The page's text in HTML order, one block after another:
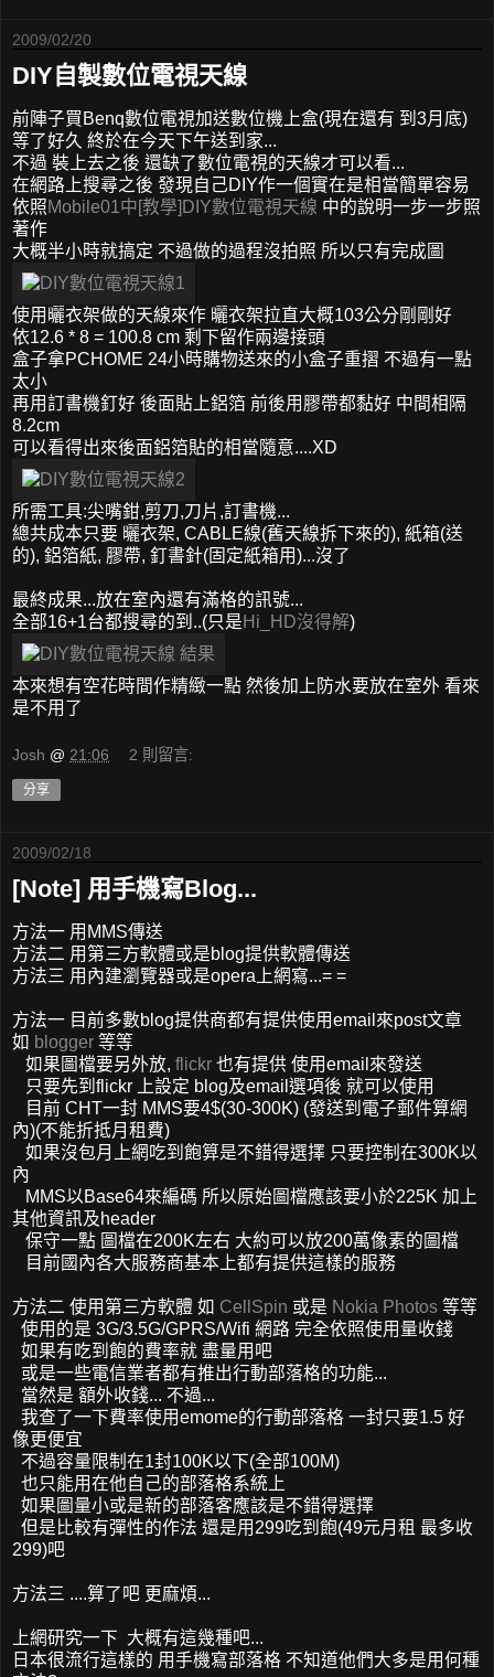
2009/02/20
DIY自製數位電視天線
前陣子買Benq數位電視加送數位機上盒(現在還有 到3月底)
等了好久 終於在今天下午送到家...
不過 裝上去之後 還缺了數位電視的天線才可以看...
在網路上搜尋之後 發現自己DIY作一個實在是相當簡單容易
依照Mobile01中[教學]DIY數位電視天線 中的說明一步一步照
著作
大概半小時就搞定 不過做的過程沒拍照 所以只有完成圖
使用曬衣架做的天線來作 曬衣架拉直大概103公分剛剛好
依12.6 * 8 = 100.8 cm 剩下留作兩邊接頭
盒子拿PCHOME 24小時購物送來的小盒子重摺 不過有一點
太小
再用訂書機釘好 後面貼上鋁箔 前後用膠帶都黏好 中間相隔
8.2cm
可以看得出來後面鋁箔貼的相當隨意....XD
所需工具:尖嘴鉗,剪刀,刀片,訂書機...
總共成本只要 曬衣架, CABLE線(舊天線拆下來的), 紙箱(送
的), 鋁箔紙, 膠帶, 釘書針(固定紙箱用)...沒了
最終成果...放在室內還有滿格的訊號...
全部16+1台都搜尋的到..(只是 Hi_HD沒得解)
本來想有空花時間作精緻一點 然後加上防水要放在室外 看來
是不用了
Josh @ 21:06 2 則留言:
分享
2009/02/18
[Note] 用手機寫Blog...
方法一 用MMS傳送
方法二 用第三方軟體或是blog提供軟體傳送
方法三 用內建瀏覽器或是opera上網寫...= =
方法一 目前多數blog提供商都有提供使用email來post文章
如 blogger 等等
如果圖檔要另外放, flickr 也有提供 使用email來發送
只要先到flickr 上設定 blog及email選項後 就可以使用
目前 CHT一封 MMS要4$(30-300K) (發送到電子郵件算網
內)(不能折抵月租費)
如果沒包月上網吃到飽算是不錯得選擇 只要控制在300K以
內
MMS以Base64來編碼 所以原始圖檔應該要小於225K 加上
其他資訊及header
保守一點 圖檔在200K左右 大約可以放200萬像素的圖檔
目前國內各大服務商基本上都有提供這樣的服務
方法二 使用第三方軟體 如 CellSpin 或是 Nokia Photos 等等
使用的是 3G/3.5G/GPRS/Wifi 網路 完全依照使用量收錢
如果有吃到飽的費率就 盡量用吧
或是一些電信業者都有推出行動部落格的功能...
當然是 額外收錢... 不過...
我查了一下費率使用emome的行動部落格 一封只要1.5 好
像更便宜
不過容量限制在1封100K以下(全部100M)
也只能用在他自己的部落格系統上
如果圖量小或是新的部落客應該是不錯得選擇
但是比較有彈性的作法 還是用299吃到飽(49元月租 最多收
299)吧
方法三 ....算了吧 更麻煩...
上網研究一下 大概有這幾種吧...
日本很流行這樣的 用手機寫部落格 不知道他們大多是用何種